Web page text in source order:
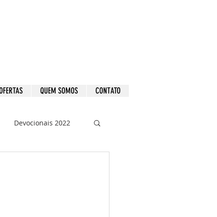
QUEM SOMOS CONTATO
Devocionais 2022